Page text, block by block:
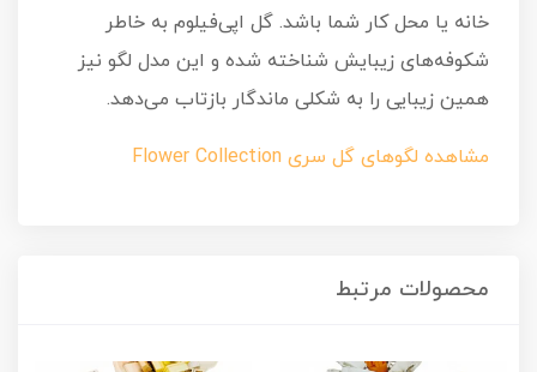
خانه یا محل کار شما باشد. گل اپی‌فیلوم به خاطر
شکوفه‌های زیبایش شناخته شده و این مدل لگو نیز
همین زیبایی را به شکلی ماندگار بازتاب می‌دهد.
مشاهده لگوهای گل سری Flower Collection
محصولات مرتبط